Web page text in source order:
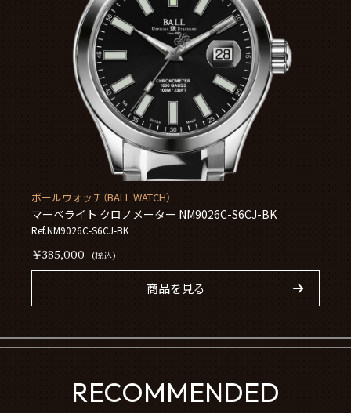
ボールウォッチ（BALL WATCH）
マーベライト クロノメーター NM9026C-S6CJ-BK
Ref.NM9026C-S6CJ-BK
￥385,000 (税込)
商品を見る
RECOMMENDED